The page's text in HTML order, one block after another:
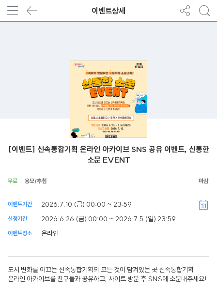
이벤트상세
[이벤트] 신속통합기획 온라인 아카이브 SNS 공유 이벤트, 신통한
소문 EVENT
무료 응모/추첨
이벤트기간 2026.7.10 (금) 00:00 ~ 23:59
신청기간 2026.6.26 (금) 00:00 ~ 2026.7.5 (일) 23:59
이벤트장소 온라인
도시 변화를 이끄는 신속통합기획의 모든 것이 담겨있는 곳 신속통합기획
온라인 아카이브를 친구들과 공유하고, 사이트 방문 후 SNS에 소문내주세요!